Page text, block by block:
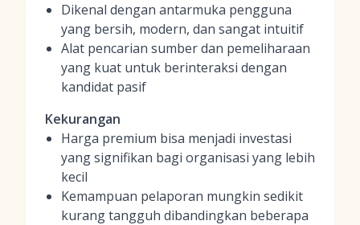
Dikenal dengan antarmuka pengguna
yang bersih, modern, dan sangat intuitif
Alat pencarian sumber dan pemeliharaan
yang kuat untuk berinteraksi dengan
kandidat pasif
Kekurangan
Harga premium bisa menjadi investasi
yang signifikan bagi organisasi yang lebih
kecil
Kemampuan pelaporan mungkin sedikit
kurang tangguh dibandingkan beberapa